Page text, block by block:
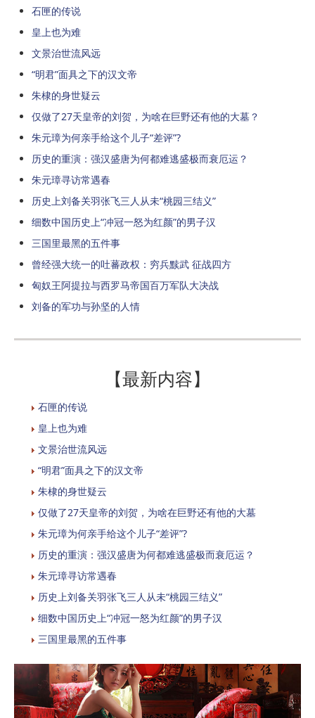
石匣的传说
皇上也为难
文景治世流风远
“明君”面具之下的汉文帝
朱棣的身世疑云
仅做了27天皇帝的刘贺，为啥在巨野还有他的大墓？
朱元璋为何亲手给这个儿子“差评”?
历史的重演：强汉盛唐为何都难逃盛极而衰厄运？
朱元璋寻访常遇春
历史上刘备关羽张飞三人从未“桃园三结义”
细数中国历史上“冲冠一怒为红颜”的男子汉
三国里最黑的五件事
曾经强大统一的吐蕃政权：穷兵黩武 征战四方
匈奴王阿提拉与西罗马帝国百万军队大决战
刘备的军功与孙坚的人情
【最新内容】
石匣的传说
皇上也为难
文景治世流风远
“明君”面具之下的汉文帝
朱棣的身世疑云
仅做了27天皇帝的刘贺，为啥在巨野还有他的大墓
朱元璋为何亲手给这个儿子“差评”?
历史的重演：强汉盛唐为何都难逃盛极而衰厄运？
朱元璋寻访常遇春
历史上刘备关羽张飞三人从未“桃园三结义”
细数中国历史上“冲冠一怒为红颜”的男子汉
三国里最黑的五件事